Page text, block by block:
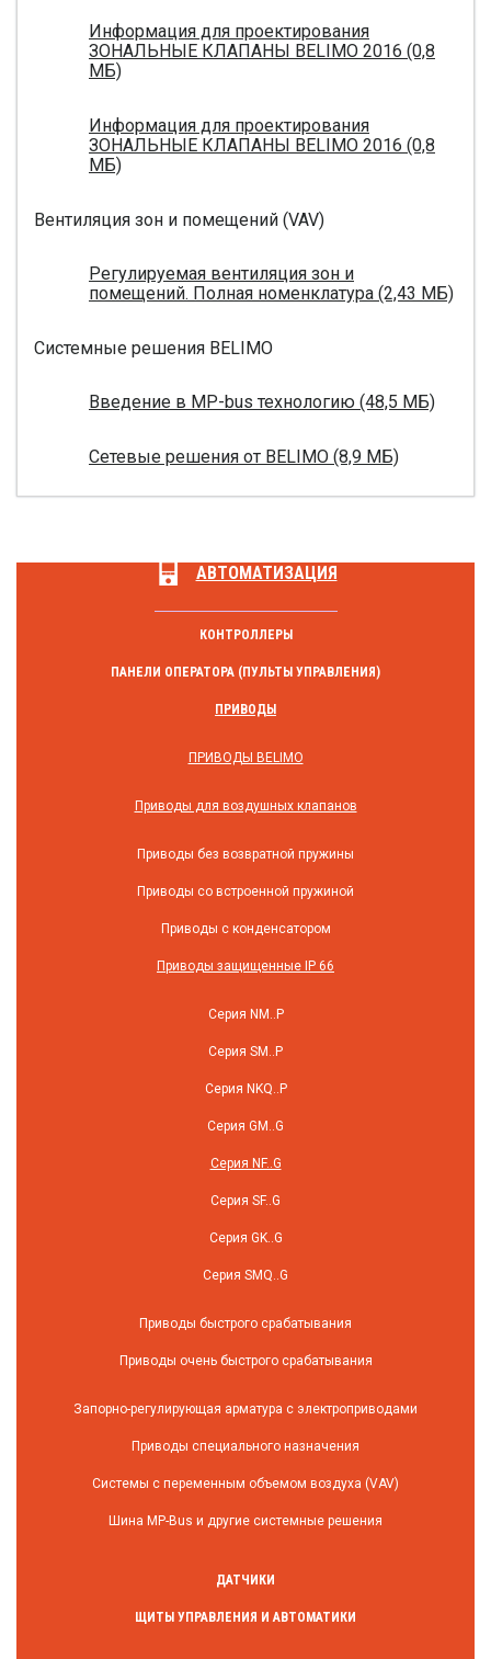
Информация для проектирования
ЗОНАЛЬНЫЕ КЛАПАНЫ BELIMO 2016 (0,8
МБ)
Информация для проектирования
ЗОНАЛЬНЫЕ КЛАПАНЫ BELIMO 2016 (0,8
МБ)
Вентиляция зон и помещений (VAV)
Регулируемая вентиляция зон и
помещений. Полная номенклатура (2,43 МБ)
Системные решения BELIMO
Введение в MP-bus технологию (48,5 МБ)
Сетевые решения от BELIMO (8,9 МБ)
АВТОМАТИЗАЦИЯ
КОНТРОЛЛЕРЫ
ПАНЕЛИ ОПЕРАТОРА (ПУЛЬТЫ УПРАВЛЕНИЯ)
ПРИВОДЫ
ПРИВОДЫ BELIMO
Приводы для воздушных клапанов
Приводы без возвратной пружины
Приводы со встроенной пружиной
Приводы с конденсатором
Приводы защищенные IP 66
Серия NM..P
Серия SM..P
Серия NKQ..P
Серия GM..G
Серия NF..G
Серия SF..G
Серия GK..G
Серия SMQ..G
Приводы быстрого срабатывания
Приводы очень быстрого срабатывания
Запорно-регулирующая арматура с электроприводами
Приводы специального назначения
Системы с переменным объемом воздуха (VAV)
Шина MP-Bus и другие системные решения
ДАТЧИКИ
ЩИТЫ УПРАВЛЕНИЯ И АВТОМАТИКИ